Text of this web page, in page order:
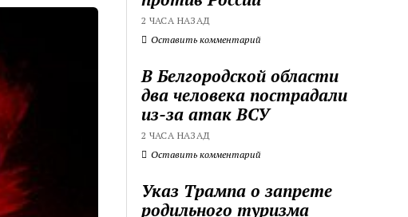
2 ЧАСА НАЗАД
Оставить комментарий
В Белгородской области
два человека пострадали
из-за атак ВСУ
2 ЧАСА НАЗАД
Оставить комментарий
Указ Трампа о запрете
родильного туризма